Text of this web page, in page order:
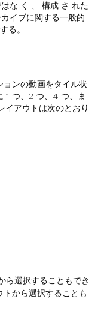
な く 、 構成 さ れた
イブに関する一般的
る。
ンの動画をタイル状
1 つ、2 つ、4 つ、ま
イアウトは次のとおり
ら選択することもでき
から選択することも